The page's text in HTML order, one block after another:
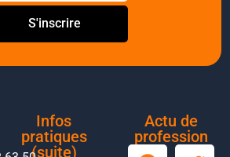
S'inscrire
Infos
pratiques
(suite)
Actu de
profession